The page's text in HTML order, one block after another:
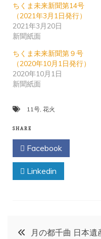
ちくま未来新聞第14号
（2021年3月1日発行）
2021年3月20日
新聞紙面
ちくま未来新聞第９号
（2020年10月1日発行）
2020年10月1日
新聞紙面
11号 花火
SHARE
Facebook
Linkedin
投
月の都千曲 日本